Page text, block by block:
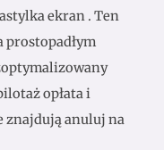
ekran . Ten
opłata i
znajdują anuluj na